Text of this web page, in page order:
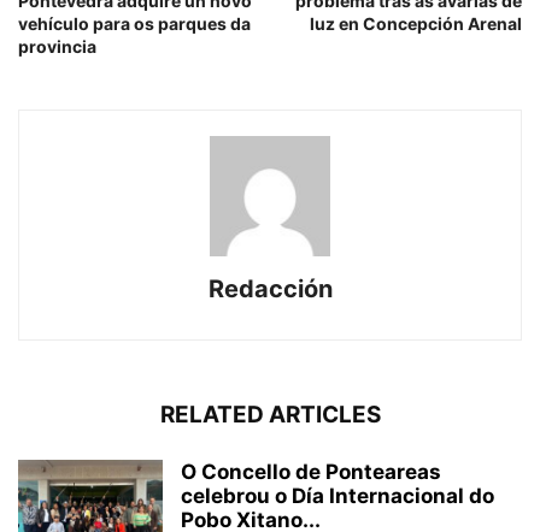
vehículo para os parques da
provincia
luz en Concepción Arenal
Redacción
RELATED ARTICLES
O Concello de Ponteareas
celebrou o Día Internacional do
Pobo Xitano...